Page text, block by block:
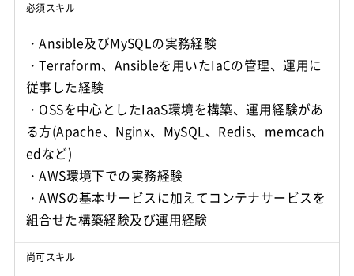
必須スキル
・Ansible及びMySQLの実務経験
・Terraform、Ansibleを用いたIaCの管理、運用に
従事した経験
・OSSを中心としたIaaS環境を構築、運用経験があ
る方(Apache、Nginx、MySQL、Redis、memcach
edなど)
・AWS環境下での実務経験
・AWSの基本サービスに加えてコンテナサービスを
尚可スキル